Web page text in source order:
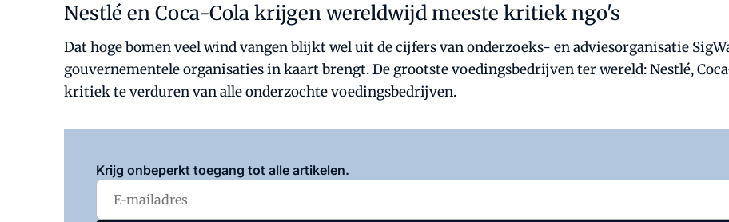
Nestlé en Coca-Cola krijgen wereldwijd meeste kritiek ngo's
Dat hoge bomen veel wind vangen blijkt wel uit de cijfers van onderzoeks- en adviesorganisatie
gouvernementele organisaties in kaart brengt. De grootste voedingsbedrijven ter wereld: Nestlé,
kritiek te verduren van alle onderzochte voedingsbedrijven.
Krijg onbeperkt toegang tot alle artikelen.